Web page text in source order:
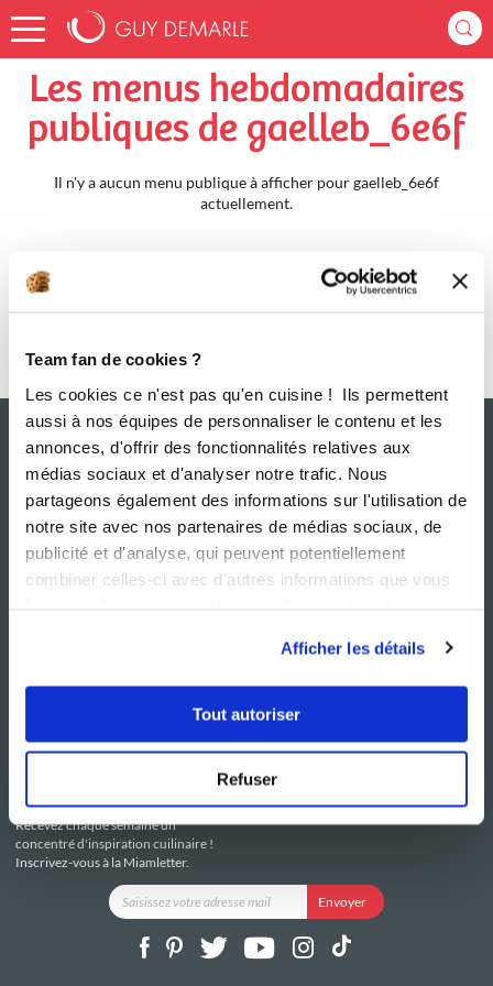
Team fan de cookies ?
Les cookies ce n'est pas qu'en cuisine ! Ils permettent
aussi à nos équipes de personnaliser le contenu et les
annonces, d'offrir des fonctionnalités relatives aux
médias sociaux et d'analyser notre trafic. Nous
partageons également des informations sur l'utilisation de
notre site avec nos partenaires de médias sociaux, de
publicité et d'analyse, qui peuvent potentiellement
combiner celles-ci avec d'autres informations que vous
Afficher les détails
Tout autoriser
Refuser
Accueil gaelleb_6e6f Menus Hebdomadaires
Les menus hebdomadaires
publiques de gaelleb_6e6f
Il n'y a aucun menu publique à afficher pour gaelleb_6e6f
actuellement.
Le Mag'
i-Cook'in
Contactez-nous
Mentions légales
Politique de confidentialité
Utilisation des Cookies
Recevez chaque semaine un
concentré d'inspiration cuilinaire !
Inscrivez-vous à la Miamletter.